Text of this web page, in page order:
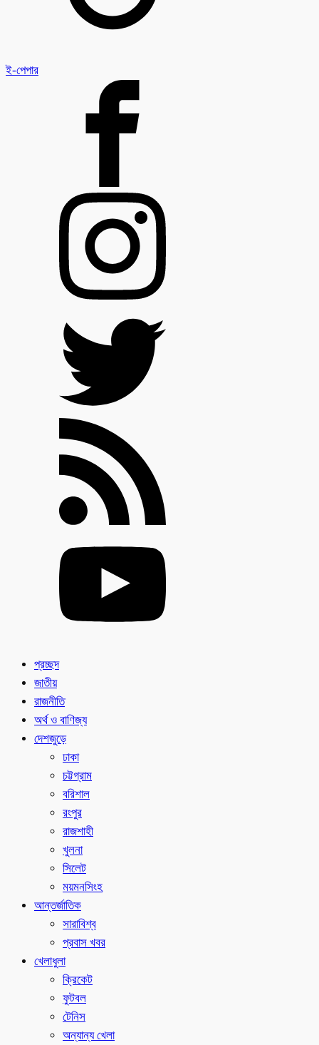
ই-পেপার
প্রচ্ছদ
জাতীয়
রাজনীতি
অর্থ ও বাণিজ্য
দেশজুড়ে
ঢাকা
চট্টগ্রাম
বরিশাল
রংপুর
রাজশাহী
খুলনা
সিলেট
ময়মনসিংহ
আন্তর্জাতিক
সারাবিশ্ব
প্রবাস খবর
খেলাধুলা
ক্রিকেট
ফুটবল
টেনিস
অন্যান্য খেলা